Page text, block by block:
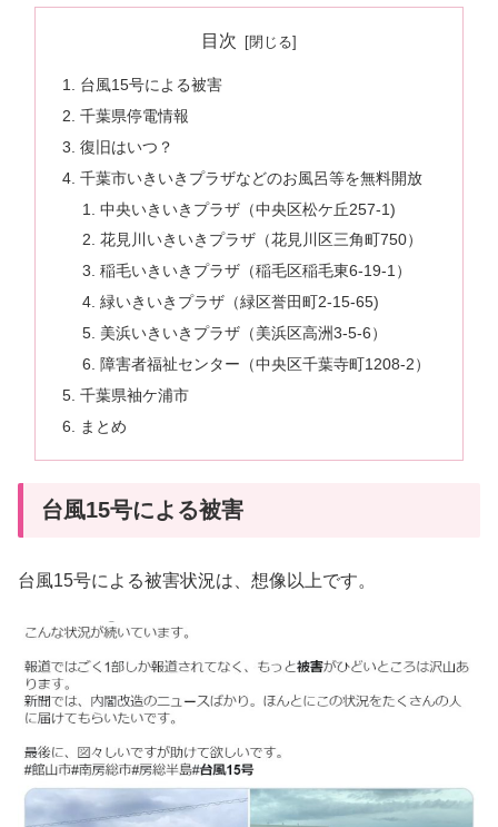
目次
台風15号による被害
千葉県停電情報
復旧はいつ？
千葉市いきいきプラザなどのお風呂等を無料開放
中央いきいきプラザ（中央区松ケ丘257-1)
花見川いきいきプラザ（花見川区三角町750）
稲毛いきいきプラザ（稲毛区稲毛東6-19-1）
緑いきいきプラザ（緑区誉田町2-15-65)
美浜いきいきプラザ（美浜区高洲3-5-6）
障害者福祉センター（中央区千葉寺町1208-2）
千葉県袖ケ浦市
まとめ
台風15号による被害
台風15号による被害状況は、想像以上です。